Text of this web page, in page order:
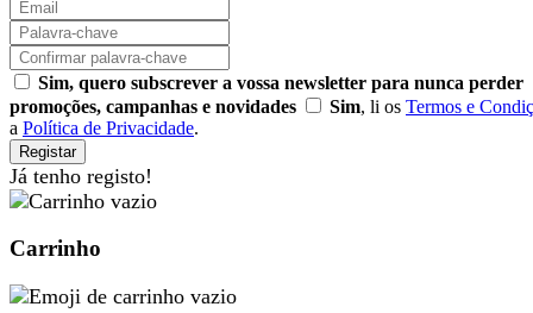
Sim, quero subscrever a vossa newsletter para nunca perder
promoções, campanhas e novidades
Sim, li os Termos e
a Política de Privacidade.
Registar
Já tenho registo!
Carrinho